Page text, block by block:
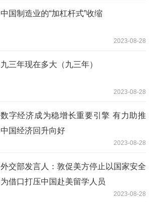
中国制造业的“加杠杆式”收缩
2023-08-28
九三年现在多大（九三年）
2023-08-28
数字经济成为稳增长重要引擎 有力助推
中国经济回升向好
2023-08-28
外交部发言人：敦促美方停止以国家安全
为借口打压中国赴美留学人员
2023-08-28